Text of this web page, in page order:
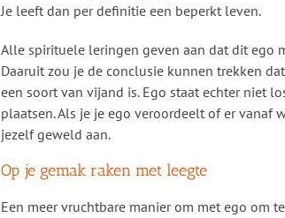
Je leeft dan per definitie een beperkt leven.
Alle spirituele leringen geven aan dat dit ego
Daaruit zou je de conclusie kunnen trekken
een soort van vijand is. Ego staat echter niet
plaatsen. Als je je ego veroordeelt of er vanaf
jezelf geweld aan.
Op je gemak raken met leegte
Een meer vruchtbare manier om met ego om te